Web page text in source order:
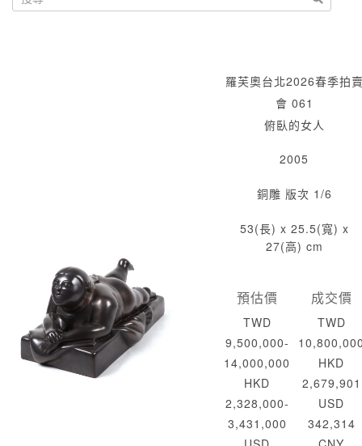
羅芙奧台北2026春季拍
會 061
俯臥的女人
2005
銅雕 版次 1/6
53(長) x 25.5(寬) x
27(高) cm
預估價
TWD
9,500,000-
14,000,000
HKD
2,328,000-
3,431,000
成交價
TWD
HKD
2,679,901
USD
342,314